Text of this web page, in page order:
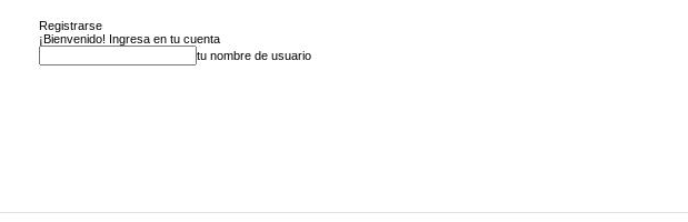
Registrarse
¡Bienvenido! Ingresa en tu cuenta
tu nombre de usuario